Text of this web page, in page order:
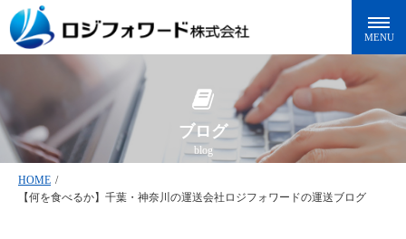
ブログ
blog
HOME /
【何を食べるか】千葉・神奈川の運送会社ロジフォワードの運送ブログ